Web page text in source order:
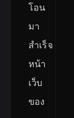
โอน
มา
สำเร็จ
หน้า
เว็บ
ของ